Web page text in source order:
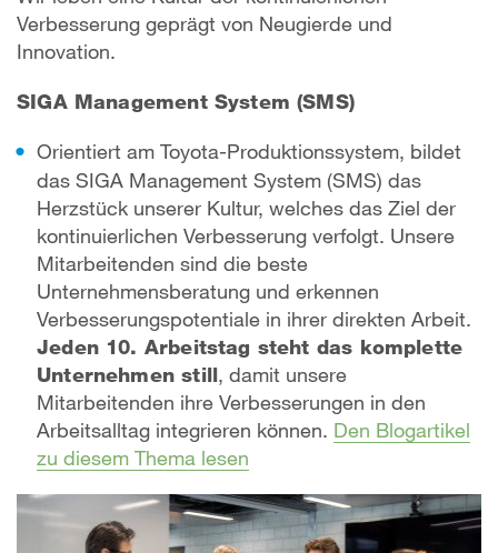
Verbesserung geprägt von Neugierde und
Innovation.
SIGA Management System (SMS)
Orientiert am Toyota-Produktionssystem, bildet
das SIGA Management System (SMS) das
Herzstück unserer Kultur, welches das Ziel der
kontinuierlichen Verbesserung verfolgt. Unsere
Mitarbeitenden sind die beste
Unternehmensberatung und erkennen
Verbesserungspotentiale in ihrer direkten Arbeit.
Jeden 10. Arbeitstag steht das komplette
Unternehmen still, damit unsere
Mitarbeitenden ihre Verbesserungen in den
Arbeitsalltag integrieren können. Den Blogartikel
zu diesem Thema lesen